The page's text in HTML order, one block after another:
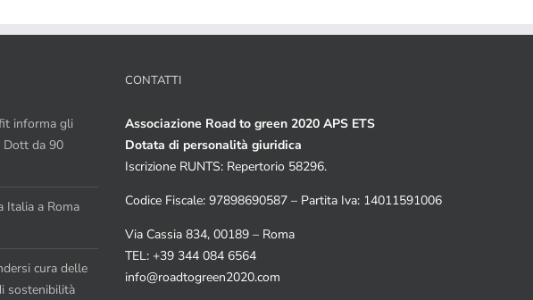
informa gli
Dott da 90
Italia a Roma
cura delle
sostenibilità
CONTATTI
Associazione Road to green 2020 APS ETS
Dotata di personalità giuridica
Iscrizione RUNTS: Repertorio 58296.
Codice Fiscale: 97898690587 – Partita Iva: 14011591006
Via Cassia 834, 00189 – Roma
TEL: +39 344 084 6564
info@roadtogreen2020.com